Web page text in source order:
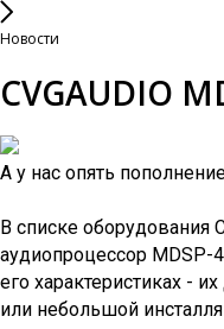
Новости
CVGAUDIO
А у нас опять
В списке оборудования
аудиопроцессор MDSP-
его характеристиках -
или небольшой